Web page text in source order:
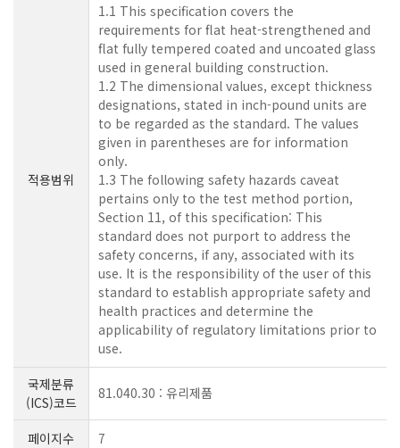
적용범위
1.1 This specification covers the
requirements for flat heat-strengthened and
flat fully tempered coated and uncoated glass
used in general building construction.
1.2 The dimensional values, except thickness
designations, stated in inch-pound units are
to be regarded as the standard. The values
given in parentheses are for information
only.
1.3 The following safety hazards caveat
pertains only to the test method portion,
Section 11, of this specification: This
standard does not purport to address the
safety concerns, if any, associated with its
use. It is the responsibility of the user of this
standard to establish appropriate safety and
health practices and determine the
applicability of regulatory limitations prior to
use.
국제분류
(ICS)코드
81.040.30 : 유리제품
페이지수 7